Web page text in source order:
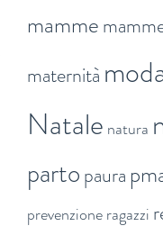
mamme
maternità
Natale natura
partopaura
prevenzioneragazzi